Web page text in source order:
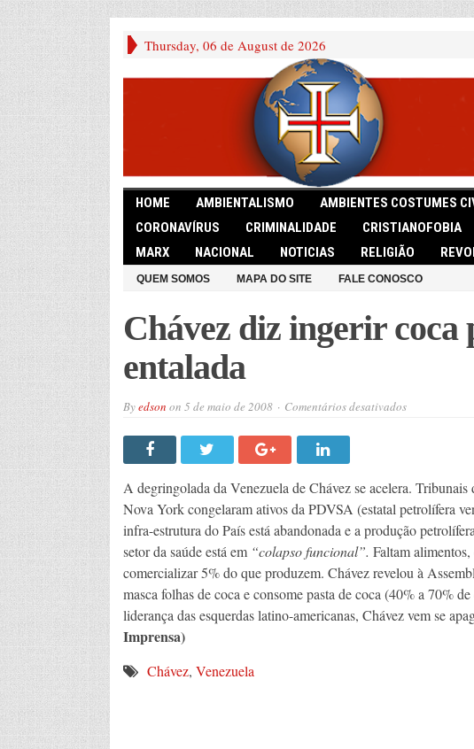
Thursday, 06 de August de 2026
HOME AMBIENTALISMO AMBIENTES COSTUMES
CORONAVÍRUS
CRIMINALIDADE CRISTIANOFOBIA
MARX
NACIONAL NOTICIAS RELIGIÃO
QUEM SOMOS MAPA DO SITE FALE CONOSCO
Chávez diz ingerir
entalada
Byedson on 5 de maio de 2008 Comentários desativadosem
suportar
entalada
A degringolada da Venezuela de Chávez se acelera.
Nova York congelaram ativos da PDVSA (estatal petrolífera
infra-estrutura do País está abandonada e a produção
setor da saúde está em “colapso funcional”. Faltam
comercializar 5% do que produzem. Chávez revelou à
masca folhas de coca e consome pasta de coca (40% a 70%
liderança das esquerdas latino-americanas, Chávez vem se
Imprensa)
Chávez, Venezuela